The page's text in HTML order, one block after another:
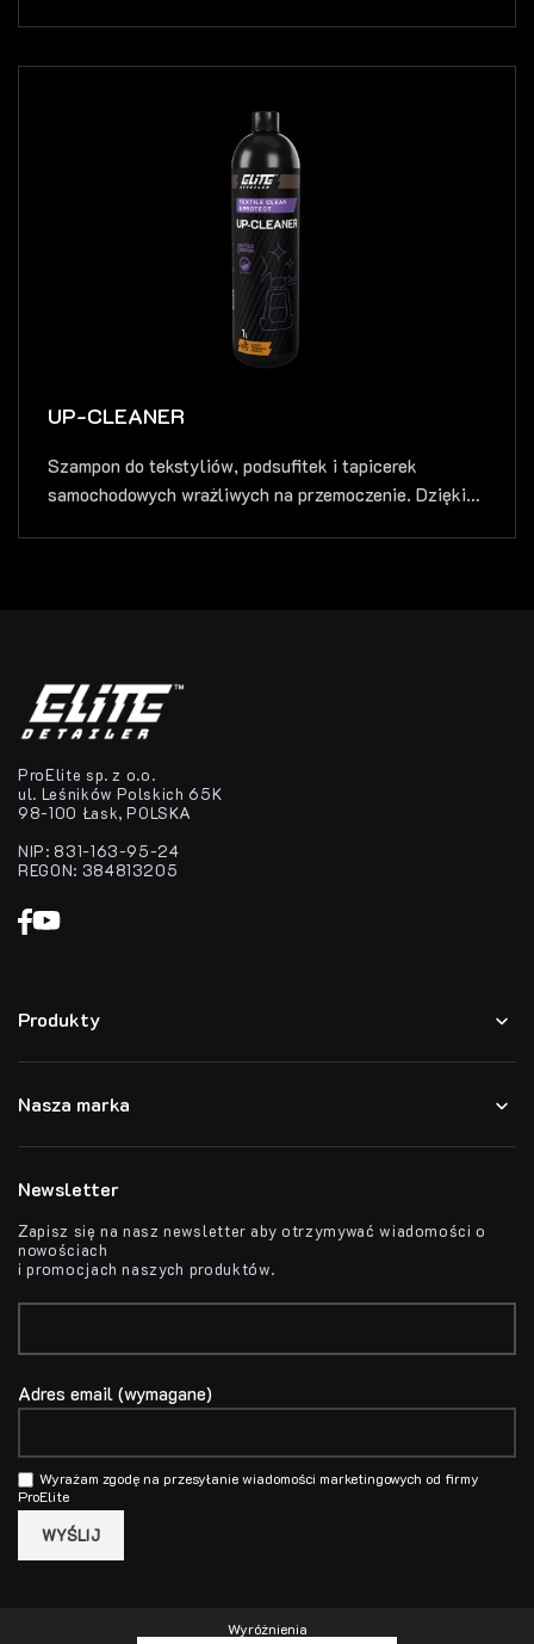
UP-CLEANER
Szampon do tekstyliów, podsufitek i tapicerek
samochodowych wrażliwych na przemoczenie. Dzięki
ProElite sp. z o.o.
ul. Leśników Polskich 65K
98-100 Łask, POLSKA
NIP: 831-163-95-24
REGON: 384813205
Produkty
Nasza marka
Newsletter
Zapisz się na nasz newsletter aby otrzymywać wiadomości o
nowościach
i promocjach naszych produktów.
Adres email (wymagane)
Wyrażam zgodę na przesyłanie wiadomości marketingowych od firmy
ProElite
Wyróżnienia